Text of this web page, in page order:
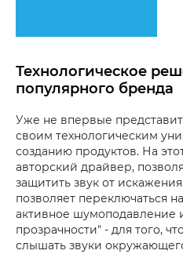
Технологическое
популярного бренда
Уже не впервые
своим технологическим
созданию продуктов. На
авторский драйвер,
защитить звук от
позволяет переключаться
активное шумоподавление
прозрачности" - для того,
слышать звуки